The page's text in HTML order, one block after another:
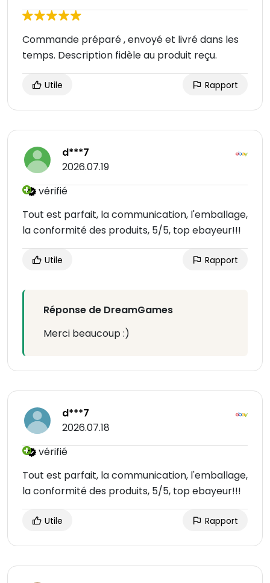
Commande préparé , envoyé et livré dans les
temps. Description fidèle au produit reçu.
Utile Rapport
d***7
2026.07.19
vérifié
Tout est parfait, la communication, l'emballage,
la conformité des produits, 5/5, top ebayeur!!!
Utile Rapport
Réponse de DreamGames
Merci beaucoup :)
d***7
2026.07.18
vérifié
Tout est parfait, la communication, l'emballage,
la conformité des produits, 5/5, top ebayeur!!!
Utile Rapport